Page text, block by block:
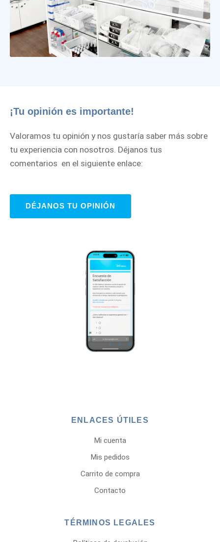
¡Tu opinión es importante!
Valoramos tu opinión y nos gustaría saber más sobre
tu experiencia con nosotros. Déjanos tus
comentarios en el siguiente enlace:
DÉJANOS TU OPINIÓN
ENLACES ÚTILES
Mi cuenta
Mis pedidos
Carrito de compra
Contacto
TÉRMINOS LEGALES